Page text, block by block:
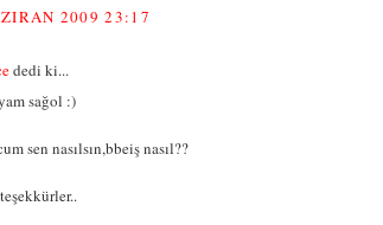
2009 23:17
dedi ki...
sağol :)
sen nasılsın,bbeiş nasıl??